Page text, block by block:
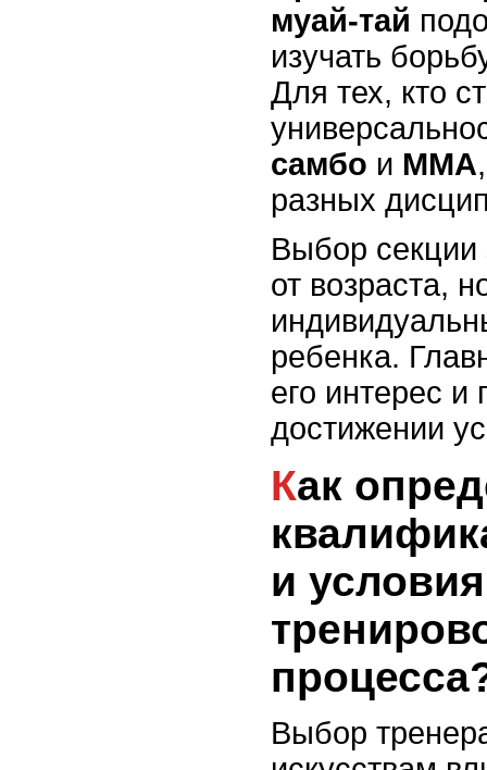
муай-тай
изучать
Для тех, кто
самбо и ММА
разных
Выбор секции
от возраста,
ребенка.
его интерес и
достижении
Как определить
и условия
Выбор